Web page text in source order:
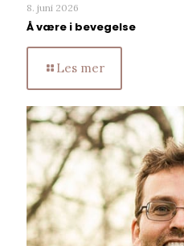
8. juni 2026
Å være i bevegelse
Les mer